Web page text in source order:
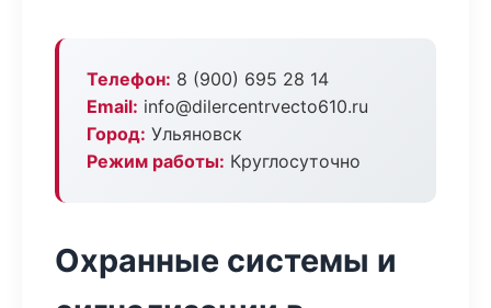
Телефон: 8 (900) 695 28 14
Email: info@dilercentrvecto610.ru
Город: Ульяновск
Режим работы: Круглосуточно
Охранные системы и